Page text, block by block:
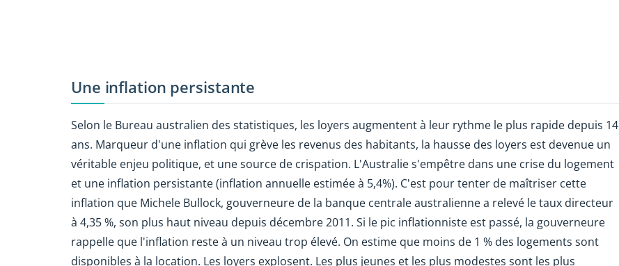
Une inflation persistante
Selon le Bureau australien des statistiques, les loyers augmentent à leur rythme le plus rapide depuis 14
ans. Marqueur d'une inflation qui grève les revenus des habitants, la hausse des loyers est devenue un
véritable enjeu politique, et une source de crispation. L'Australie s'empêtre dans une crise du logement
et une inflation persistante (inflation annuelle estimée à 5,4%). C'est pour tenter de maîtriser cette
inflation que Michele Bullock, gouverneure de la banque centrale australienne a relevé le taux directeur
à 4,35 %, son plus haut niveau depuis décembre 2011. Si le pic inflationniste est passé, la gouverneure
rappelle que l'inflation reste à un niveau trop élevé. On estime que moins de 1 % des logements sont
disponibles à la location. Les loyers explosent. Les plus jeunes et les plus modestes sont les plus